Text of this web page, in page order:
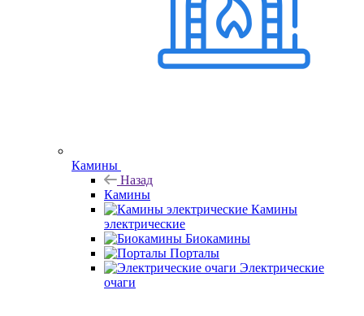
Камины
Назад
Камины
Камины
электрические
Биокамины
Порталы
Электрические
очаги